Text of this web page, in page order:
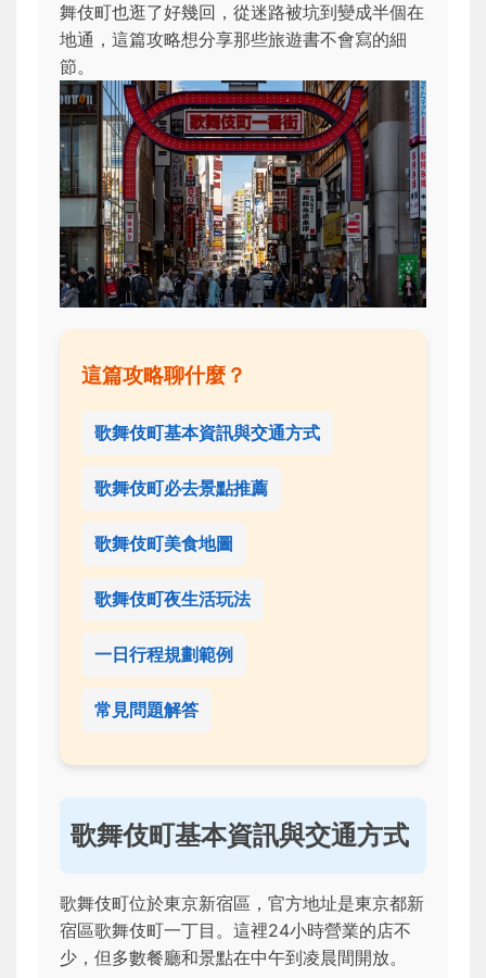
舞伎町也逛了好幾回，從迷路被坑到變成半個在
地通，這篇攻略想分享那些旅遊書不會寫的細
節。
這篇攻略聊什麼？
歌舞伎町基本資訊與交通方式
歌舞伎町必去景點推薦
歌舞伎町美食地圖
歌舞伎町夜生活玩法
一日行程規劃範例
常見問題解答
歌舞伎町基本資訊與交通方式
歌舞伎町位於東京新宿區，官方地址是東京都新
宿區歌舞伎町一丁目。這裡24小時營業的店不
少，但多數餐廳和景點在中午到凌晨間開放。